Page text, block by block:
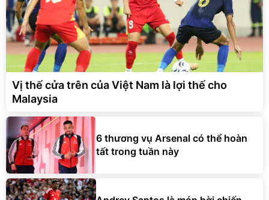
Vị thế cửa trên của Việt Nam là lợi thế cho
Malaysia
6 thương vụ Arsenal có thể hoàn
tất trong tuần này